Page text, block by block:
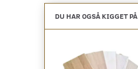
DU HAR OGSÅ KIGGET PÅ